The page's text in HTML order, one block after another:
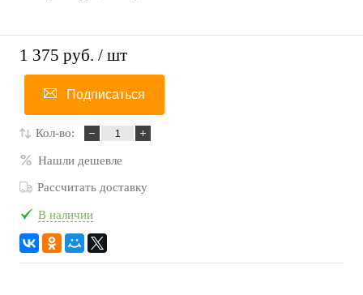
1 375 руб. / шт
Подписаться
Кол-во:
Нашли дешевле
Рассчитать доставку
В наличии